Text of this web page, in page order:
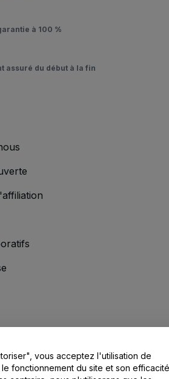
à 100 %
assuré du début à la fin
/ Nous contacter
vous acceptez l'utilisation de
fonctionnement du site et son efficacité